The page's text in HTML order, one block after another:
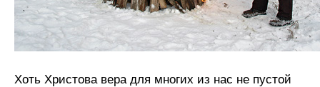
Хоть Христова вера для многих из нас не пустой